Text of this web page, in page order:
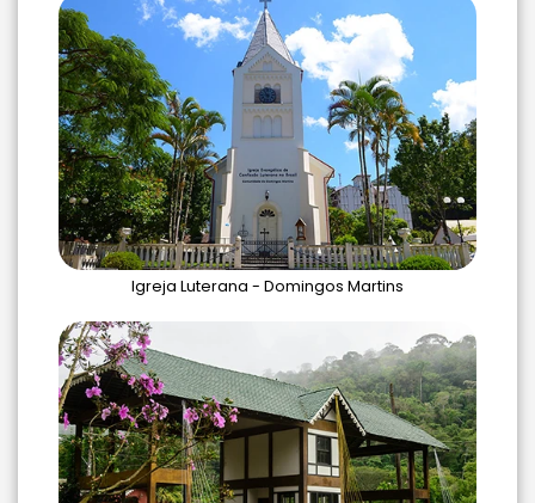
Igreja Luterana - Domingos Martins